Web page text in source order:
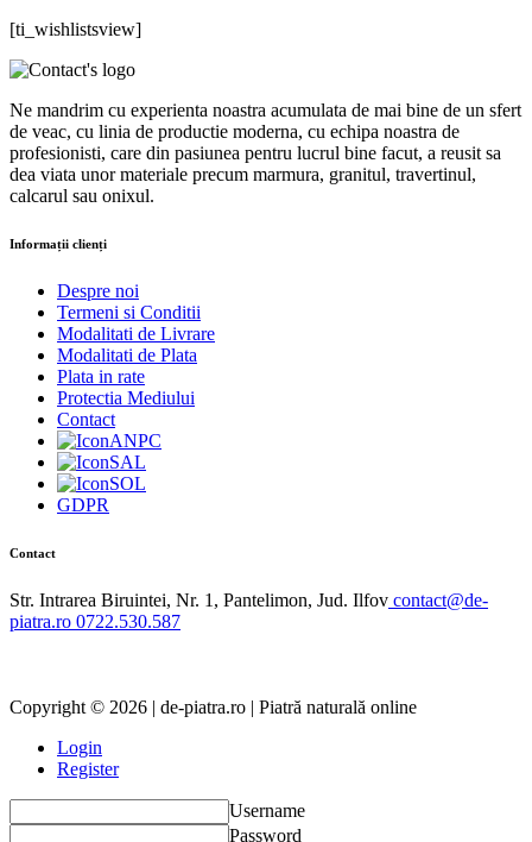
[ti_wishlistsview]
Ne mandrim cu experienta noastra acumulata de mai bine de un sfert
de veac, cu linia de productie moderna, cu echipa noastra de
profesionisti, care din pasiunea pentru lucrul bine facut, a reusit sa
dea viata unor materiale precum marmura, granitul, travertinul,
calcarul sau onixul.
Informații clienți
Despre noi
Termeni si Conditii
Modalitati de Livrare
Modalitati de Plata
Plata in rate
Protectia Mediului
Contact
ANPC
SAL
SOL
GDPR
Contact
Str. Intrarea Biruintei, Nr. 1, Pantelimon, Jud. Ilfov contact@de-
piatra.ro 0722.530.587
Copyright © 2026 | de-piatra.ro | Piatră naturală online
Login
Register
Username
Password